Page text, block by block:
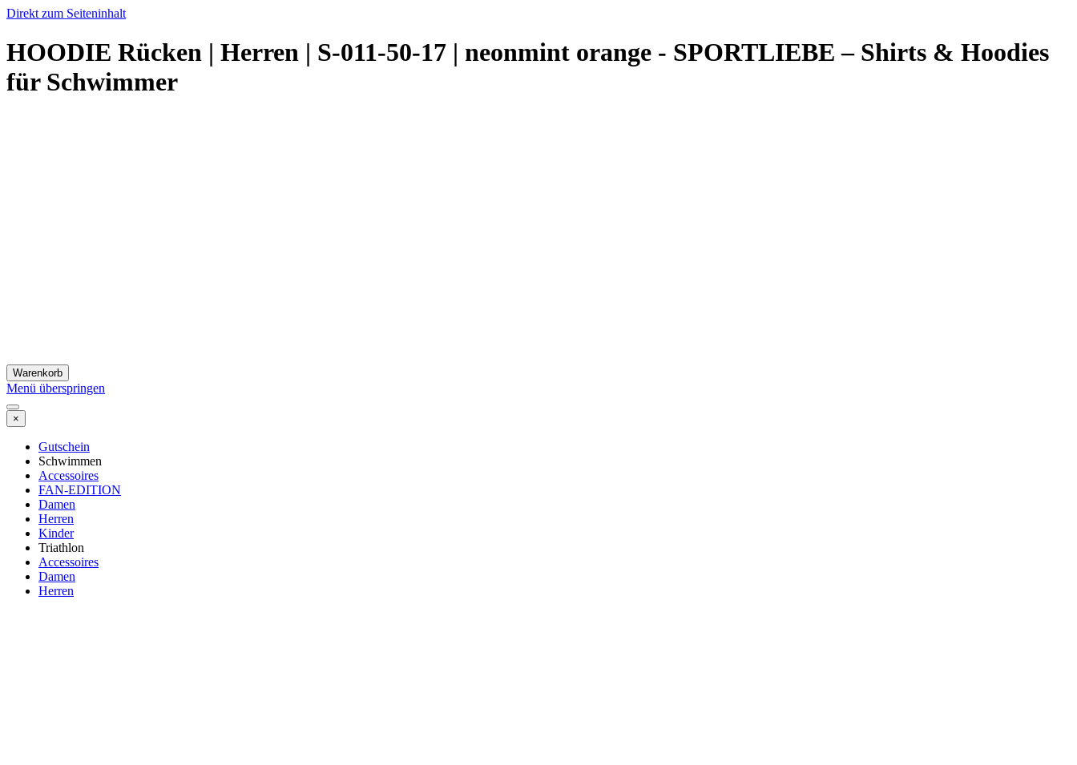
Direkt zum Seiteninhalt
HOODIE Rücken | Herren | S-011-50-17 | neonmint orange - SPORTLIEBE – Shirts & Hoodies
für Schwimmer
Warenkorb
Menü überspringen
×
Gutschein
Schwimmen
Accessoires
FAN-EDITION
Damen
Herren
Kinder
Triathlon
Accessoires
Damen
Herren